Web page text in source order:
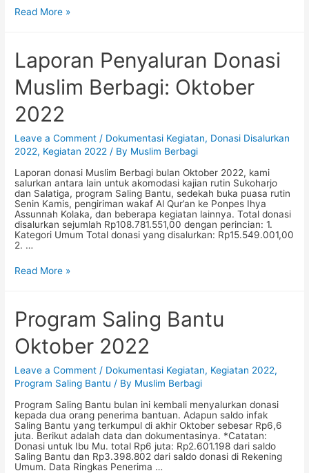
Donasi
Al-
Ikhlash,
Kertek,
Wonosobo
Read More »
Laporan Penyaluran Donasi
Muslim Berbagi: Oktober
2022
Leave a Comment / Dokumentasi Kegiatan, Donasi Disalurkan
2022, Kegiatan 2022 / By Muslim Berbagi
Laporan donasi Muslim Berbagi bulan Oktober 2022, kami
salurkan antara lain untuk akomodasi kajian rutin Sukoharjo
dan Salatiga, program Saling Bantu, sedekah buka puasa rutin
Senin Kamis, pengiriman wakaf Al Qur’an ke Ponpes Ihya
Assunnah Kolaka, dan beberapa kegiatan lainnya. Total donasi
disalurkan sejumlah Rp108.781.551,00 dengan perincian: 1.
Kategori Umum Total donasi yang disalurkan: Rp15.549.001,00
2. …
Laporan
Berbagi:
Oktober
Read More »
Program Saling Bantu
Oktober 2022
Leave a Comment / Dokumentasi Kegiatan, Kegiatan 2022,
Program Saling Bantu / By Muslim Berbagi
Program Saling Bantu bulan ini kembali menyalurkan donasi
kepada dua orang penerima bantuan. Adapun saldo infak
Saling Bantu yang terkumpul di akhir Oktober sebesar Rp6,6
juta. Berikut adalah data dan dokumentasinya. *Catatan:
Donasi untuk Ibu Mu. total Rp6 juta: Rp2.601.198 dari saldo
Saling Bantu dan Rp3.398.802 dari saldo donasi di Rekening
Umum. Data Ringkas Penerima …